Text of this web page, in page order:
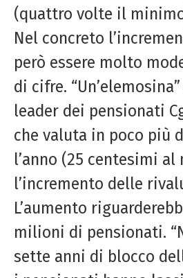
(quattro volte il
Nel concreto
però essere molto
di cifre.
leader dei pensionati
che valuta in poco più
l’anno (25 centesimi al
l’incremento delle
L’aumento
milioni di pensionati.
sette anni di blocco